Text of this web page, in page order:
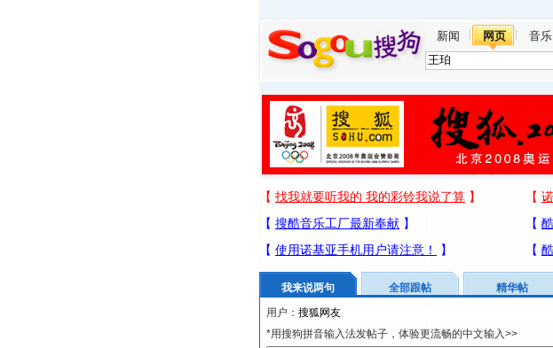
新闻 网页 音乐
我来说两句 全部跟帖 精华帖
用户：
*用搜狗拼音输入法发帖子，体验更流畅的中文输入>>